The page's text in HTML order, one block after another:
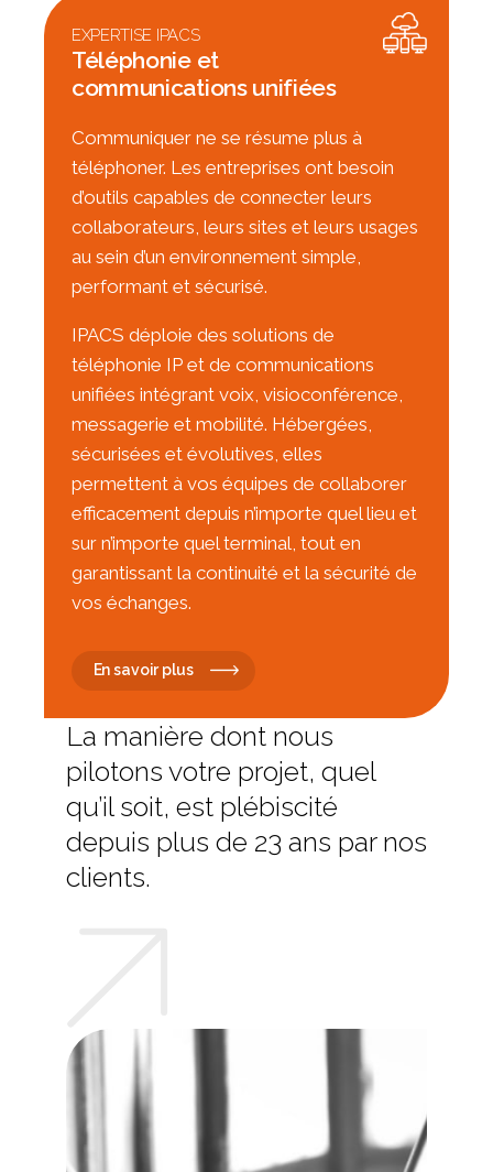
EXPERTISE IPACS
Téléphonie et
communications unifiées
Communiquer ne se résume plus à
téléphoner. Les entreprises ont besoin
d’outils capables de connecter leurs
collaborateurs, leurs sites et leurs usages
au sein d’un environnement simple,
performant et sécurisé.
IPACS déploie des solutions de
téléphonie IP et de communications
unifiées intégrant voix, visioconférence,
messagerie et mobilité. Hébergées,
sécurisées et évolutives, elles
permettent à vos équipes de collaborer
efficacement depuis n’importe quel lieu et
sur n’importe quel terminal, tout en
garantissant la continuité et la sécurité de
vos échanges.
En savoir plus
La manière dont nous
pilotons votre projet, quel
qu’il soit, est plébiscité
depuis plus de 23 ans par nos
clients.